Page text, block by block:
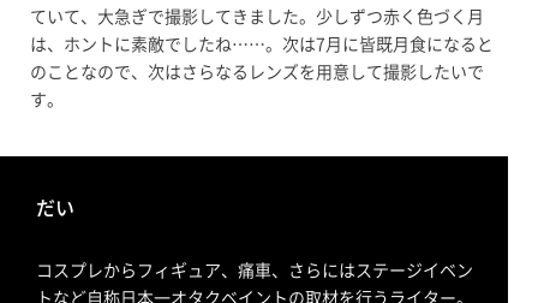
ていて、大急ぎで撮影してきました。少しずつ赤く色づく月
は、ホントに素敵でしたね……。次は7月に皆既月食になると
のことなので、次はさらなるレンズを用意して撮影したいで
す。
だい
コスプレからフィギュア、痛車、さらにはステージイベン
トなど自称日本一オタクベイントの取材を行うライター。